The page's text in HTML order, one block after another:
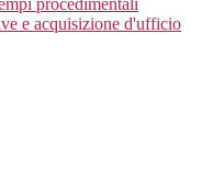
procedimentali
e acquisizione d'ufficio